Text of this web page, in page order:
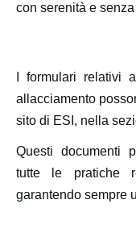
con serenità e
I formulari relativi
allacciamento
sito di ESI, nella
Questi documenti
tutte le pratiche
garantendo sempre